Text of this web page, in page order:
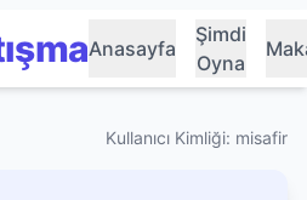
Anasayfa
Şimdi
Oyna
Kullanıcı Kimliği: misafir